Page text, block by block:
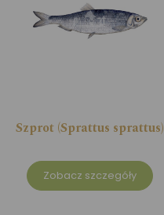
Szprot (Sprattus sprattus)
Zobacz szczegóły